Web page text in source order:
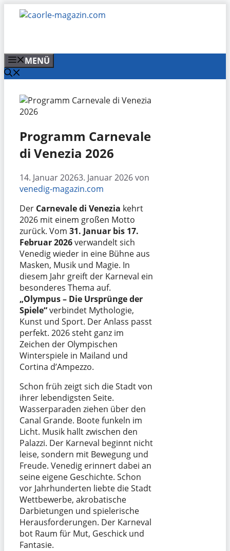
Zum
Inhalt
MENÜ
Programm Carnevale
di Venezia 2026
14. Januar 20263. Januar 2026von
venedig-magazin.com
Der Carnevale di Venezia kehrt
2026 mit einem großen Motto
zurück. Vom 31. Januar bis 17.
Februar 2026verwandelt sich
Venedig wieder in eine Bühne aus
Masken, Musik und Magie. In
diesem Jahr greift der Karneval ein
besonderes Thema auf.
„Olympus – Die Ursprünge der
Spiele“verbindet Mythologie,
Kunst und Sport. Der Anlass passt
perfekt. 2026 steht ganz im
Zeichen der Olympischen
Winterspiele in Mailand und
Cortina d’Ampezzo.
Schon früh zeigt sich die Stadt von
ihrer lebendigsten Seite.
Wasserparaden ziehen über den
Canal Grande. Boote funkeln im
Licht. Musik hallt zwischen den
Palazzi. Der Karneval beginnt nicht
leise, sondern mit Bewegung und
Freude. Venedig erinnert dabei an
seine eigene Geschichte. Schon
vor Jahrhunderten liebte die Stadt
Wettbewerbe, akrobatische
Darbietungen und spielerische
Herausforderungen. Der Karneval
bot Raum für Mut, Geschick und
Fantasie.